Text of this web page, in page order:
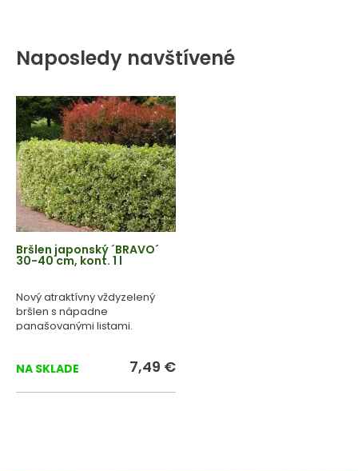
Naposledy navštívené
Bršlen japonský ´BRAVO´
30-40 cm, kont. 1 l
Nový atraktívny vždyzelený
bršlen s nápadne
panašovanými listami.
NA SKLADE 7,49 €